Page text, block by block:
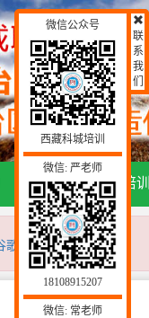
通知公告 培
歌浏览器访问本网站！
微信公众号
西藏科城培训
微信: 严老师
18108915207
微信: 常老师
联
系
我
们